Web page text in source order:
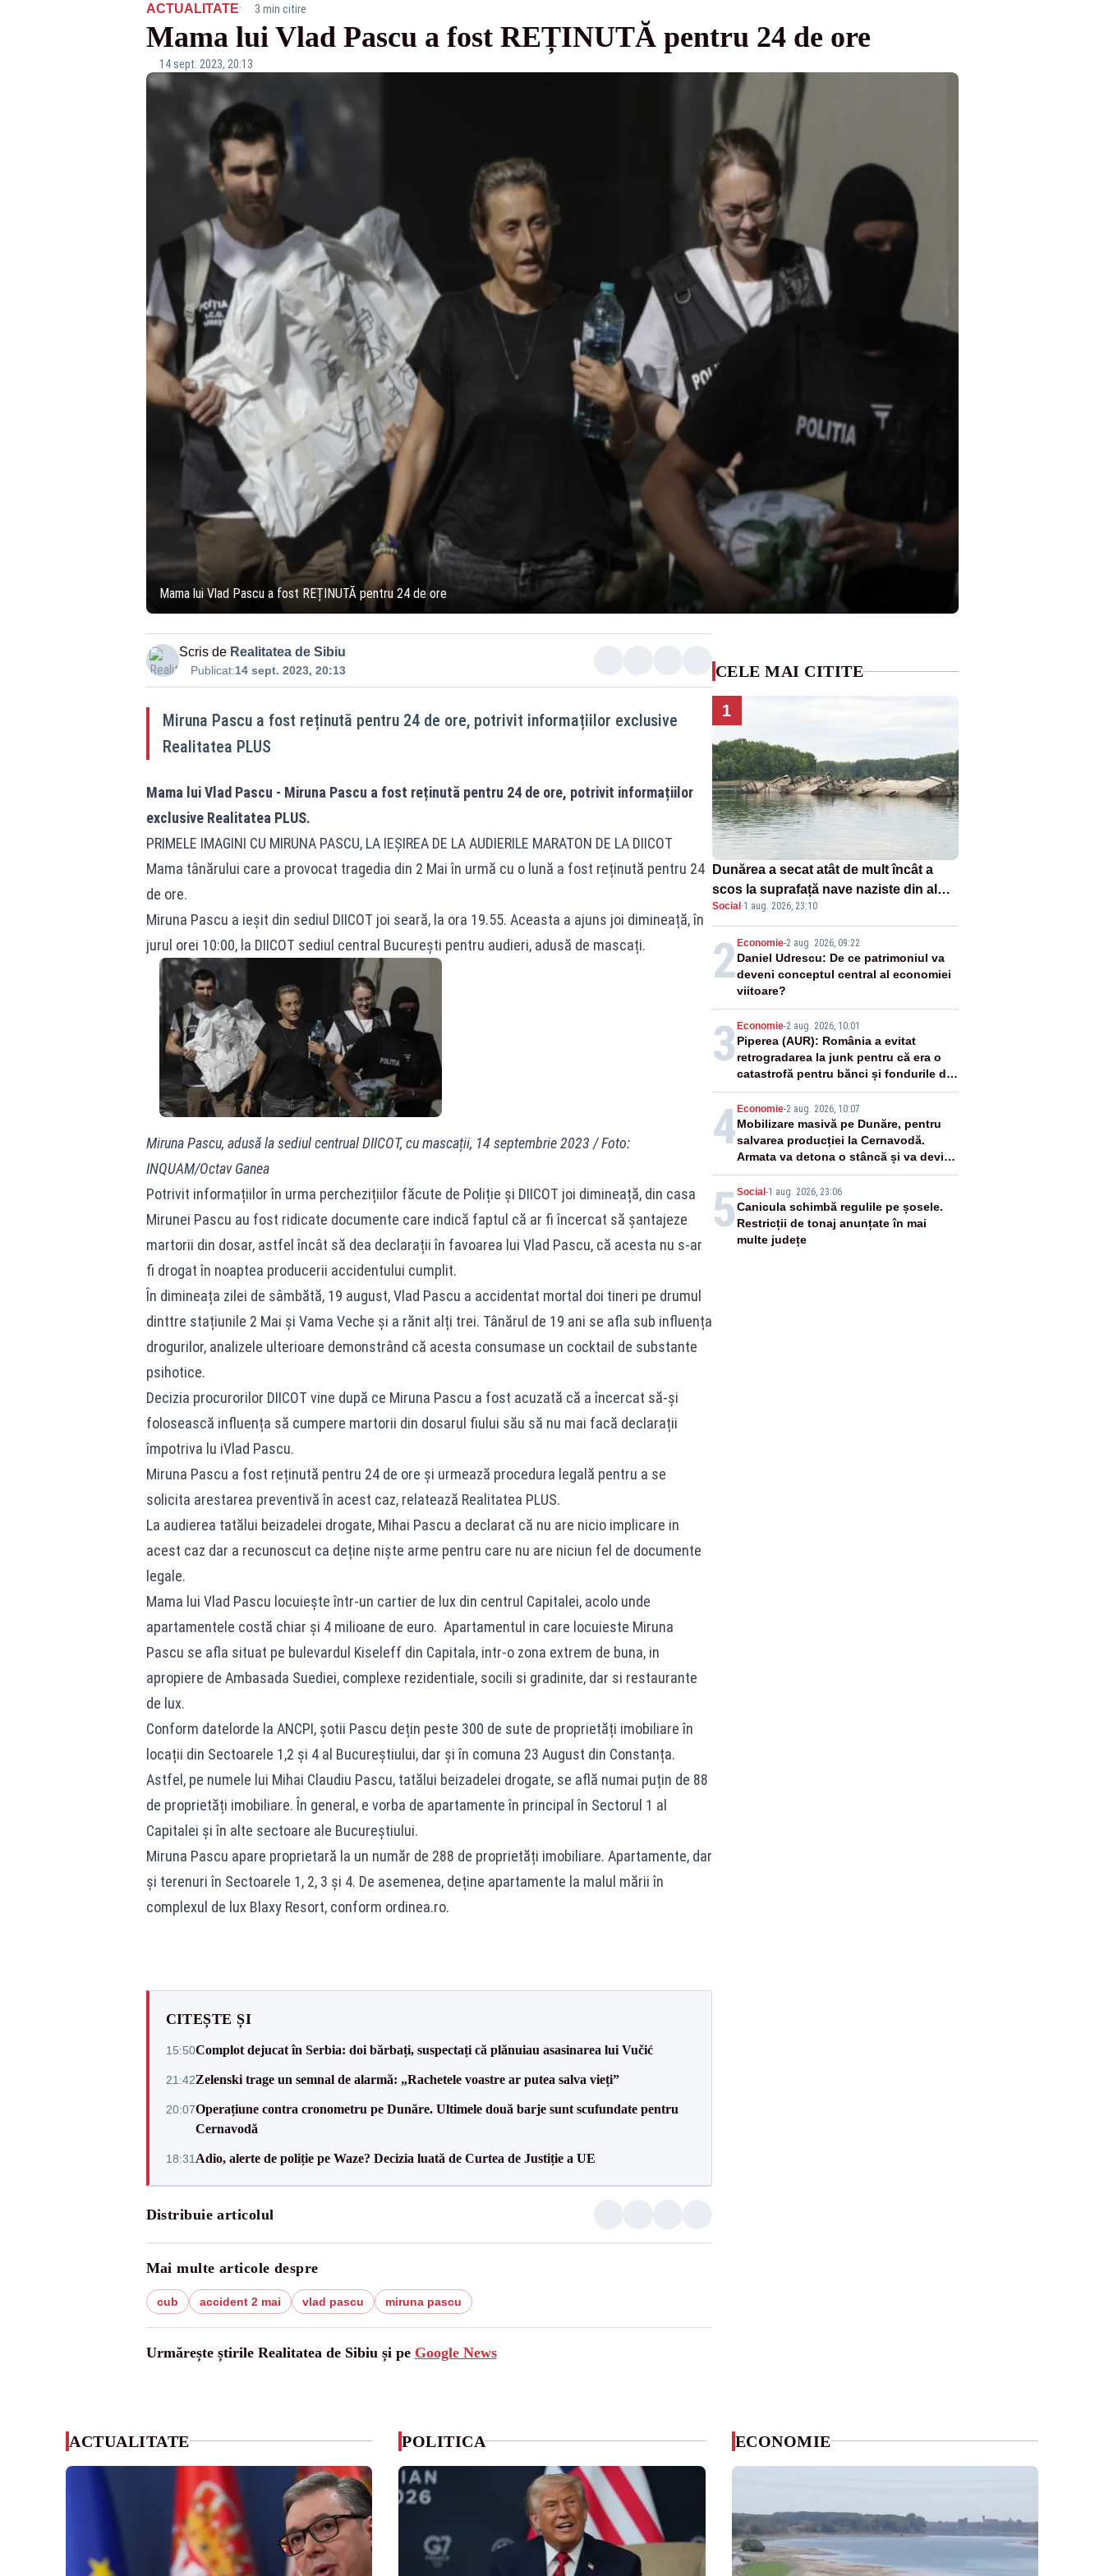
ACTUALITATE· 3 min citire
Mama lui Vlad Pascu a fost REȚINUTĂ pentru 24 de ore
14 sept. 2023, 20:13
Mama lui Vlad Pascu a fost REȚINUTĂ pentru 24 de ore
Scris de Realitatea de Sibiu
Publicat:14 sept. 2023, 20:13
Miruna Pascu a fost reținută pentru 24 de ore, potrivit informațiilor exclusive
Realitatea PLUS
Mama luiVlad Pascu - Miruna Pascu a fost reținută pentru 24 de ore, potrivit informațiilor
exclusive Realitatea PLUS.
PRIMELE IMAGINI CU MIRUNA PASCU, LA IEȘIREA DE LA AUDIERILE MARATON DE LA DIICOT
Mama tânărului care a provocat tragedia din 2 Mai în urmă cu o lună a fost reținută pentru 24
de ore.
Miruna Pascu a ieșit din sediul DIICOT joi seară, la ora 19.55. Aceasta a ajuns joi dimineață, în
jurul orei 10:00, la DIICOT sediul central București pentru audieri, adusă de mascați.
Miruna Pascu, adusă la sediul centrual DIICOT, cu mascații, 14 septembrie 2023 / Foto:
INQUAM/Octav Ganea
Potrivit informațiilor în urma perchezițiilor făcute de Poliție și DIICOT joi dimineață, din casa
Mirunei Pascu au fost ridicate documente care indică faptul că ar fi încercat să șantajeze
martorii din dosar, astfel încât să dea declarații în favoarea lui Vlad Pascu, că acesta nu s-ar
fi drogat în noaptea producerii accidentului cumplit.
În dimineața zilei de sâmbătă, 19 august, Vlad Pascu a accidentat mortal doi tineri pe drumul
dinttre stațiunile 2 Mai și Vama Veche și a rănit alți trei. Tânărul de 19 ani se afla sub influența
drogurilor, analizele ulterioare demonstrând că acesta consumase un cocktail de substante
psihotice.
Decizia procurorilor DIICOT vine după ce Miruna Pascu a fost acuzată că a încercat să-și
folosească influența să cumpere martorii din dosarul fiului său să nu mai facă declarații
împotriva lu iVlad Pascu.
Miruna Pascu a fost reținută pentru 24 de ore și urmează procedura legală pentru a se
solicita arestarea preventivă în acest caz, relatează Realitatea PLUS.
La audierea tatălui beizadelei drogate, Mihai Pascu a declarat că nu are nicio implicare in
acest caz dar a recunoscut ca deține niște arme pentru care nu are niciun fel de documente
legale.
Mama lui Vlad Pascu locuiește într-un cartier de lux din centrul Capitalei, acolo unde
apartamentele costă chiar și 4 milioane de euro. Apartamentul in care locuieste Miruna
Pascu se afla situat pe bulevardul Kiseleff din Capitala, intr-o zona extrem de buna, in
apropiere de Ambasada Suediei, complexe rezidentiale, socili si gradinite, dar si restaurante
de lux.
Conform datelorde la ANCPI, șotii Pascu dețin peste 300 de sute de proprietăți imobiliare în
locații din Sectoarele 1,2 și 4 al Bucureștiului, dar și în comuna 23 August din Constanța.
Astfel, pe numele lui Mihai Claudiu Pascu, tatălui beizadelei drogate, se află numai puțin de 88
de proprietăți imobiliare. În general, e vorba de apartamente în principal în Sectorul 1 al
Capitalei și în alte sectoare ale Bucureștiului.
Miruna Pascu apare proprietară la un număr de 288 de proprietăți imobiliare. Apartamente, dar
și terenuri în Sectoarele 1, 2, 3 și 4. De asemenea, deține apartamente la malul mării în
complexul de lux Blaxy Resort, conform ordinea.ro.
CITEȘTE ȘI
15:50Complot dejucat în Serbia: doi bărbați, suspectați că plănuiau asasinarea lui Vučić
21:42Zelenski trage un semnal de alarmă: „Rachetele voastre ar putea salva vieți”
20:07Operațiune contra cronometru pe Dunăre. Ultimele două barje sunt scufundate pentru
Cernavodă
18:31 Adio, alerte de poliție pe Waze? Decizia luată de Curtea de Justiție a UE
Distribuie articolul
Mai multe articole despre
cub accident 2 mai vlad pascu miruna pascu
Urmărește știrile Realitatea de Sibiu și pe Google News
CELE MAI CITITE
1
Dunărea a secat atât de mult încât a
scos la suprafață nave naziste din al
doilea război mondial
Social ·1 aug. 2026, 23:10
2 Economie-2 aug. 2026, 09:22
Daniel Udrescu: De ce patrimoniul va
deveni conceptul central al economiei
viitoare?
3 Economie-2 aug. 2026, 10:01
Piperea (AUR): România a evitat
retrogradarea la junk pentru că era o
catastrofă pentru bănci și fondurile de
pensii
4 Economie-2 aug. 2026, 10:07
Mobilizare masivă pe Dunăre, pentru
salvarea producției la Cernavodă.
Armata va detona o stâncă și va devia
apa fluviului - IMAGINI AERIENE
5 Social -1 aug. 2026, 23:06
Canicula schimbă regulile pe șosele.
Restricții de tonaj anunțate în mai
multe județe
ACTUALITATE POLITICA ECONOMIE